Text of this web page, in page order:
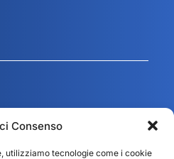
Consenso
utilizziamo tecnologie come i cookie